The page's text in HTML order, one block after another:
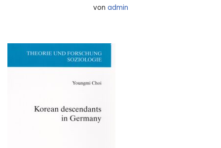
von admin